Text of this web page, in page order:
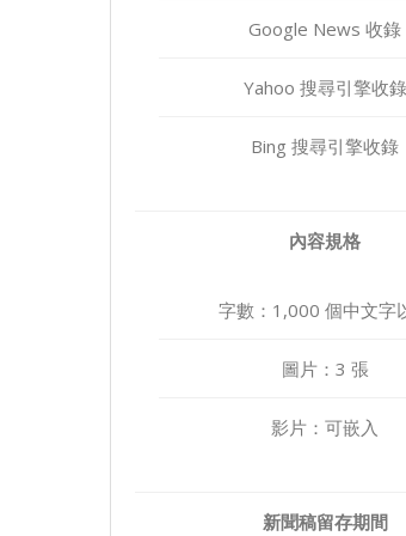
Google News 收錄
Yahoo 搜尋引擎收錄
Bing 搜尋引擎收錄
內容規格
字數：1,000 個中文字
圖片：3 張
影片：可嵌入
新聞稿留存期間